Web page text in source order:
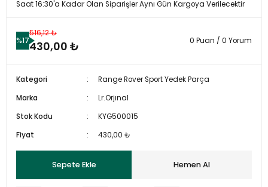
Saat 16:30'a Kadar Olan Siparişler Aynı Gün Kargoya Verilecektir
%17
516,12 ₺
430,00 ₺ 0 Puan / 0 Yorum
Kategori
Range Rover Sport Yedek Parça
Marka
Lr.Orjınal
Stok Kodu
KYG500015
Fiyat
430,00 ₺
Sepete Ekle Hemen Al